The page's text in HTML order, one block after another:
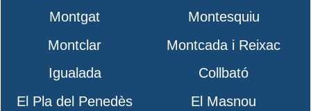
Montgat
Montesquiu
Montclar
Montcada i Reixac
Igualada
Collbató
El Pla del Penedès
El Masnou